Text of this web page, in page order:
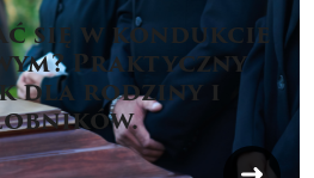
się w kondukcie
Praktyczny
dla rodziny i